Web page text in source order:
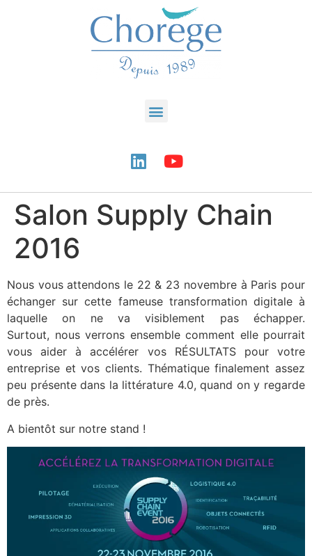
Salon Supply Chain
2016
Nous vous attendons le 22 & 23 novembre à Paris pour
échanger sur cette fameuse transformation digitale à
laquelle on ne va visiblement pas échapper.
Surtout, nous verrons ensemble comment elle pourrait
vous aider à accélérer vos RÉSULTATS pour votre
entreprise et vos clients. Thématique finalement assez
peu présente dans la littérature 4.0, quand on y regarde
de près.
A bientôt sur notre stand !